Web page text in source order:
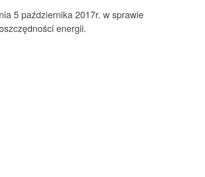
5 października 2017r. w sprawie
energii.